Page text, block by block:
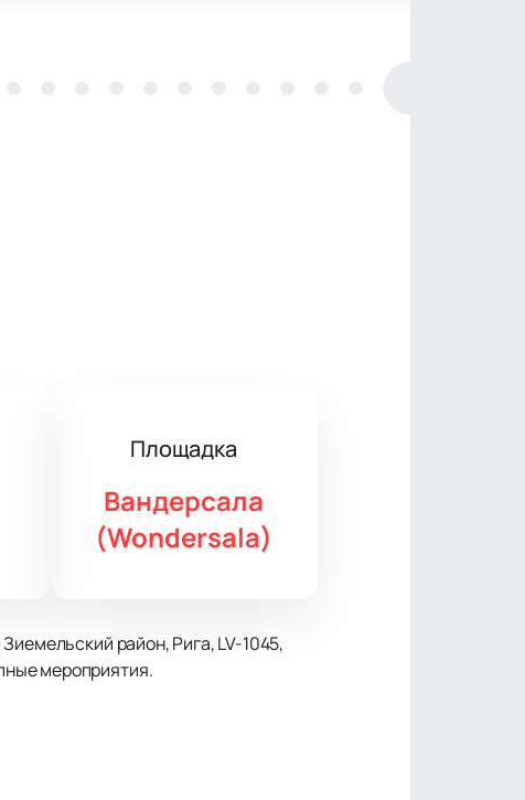
Площадка
Вандерсала
(Wondersala)
район, Рига, LV-1045,
мероприятия.
включает музыку разных